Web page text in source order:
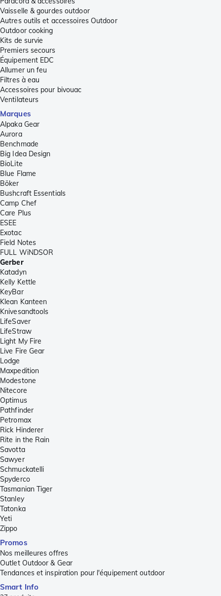
Vaisselle & gourdes outdoor
Autres outils et accessoires Outdoor
Outdoor cooking
Kits de survie
Premiers secours
Équipement EDC
Allumer un feu
Filtres à eau
Accessoires pour bivouac
Ventilateurs
Marques
Alpaka Gear
Aurora
Benchmade
Big Idea Design
BioLite
Blue Flame
Böker
Bushcraft Essentials
Camp Chef
Care Plus
ESEE
Exotac
Field Notes
FULL WiNDSOR
Gerber
Katadyn
Kelly Kettle
KeyBar
Klean Kanteen
Knivesandtools
LifeSaver
LifeStraw
Light My Fire
Live Fire Gear
Lodge
Maxpedition
Modestone
Nitecore
Optimus
Pathfinder
Petromax
Rick Hinderer
Rite in the Rain
Savotta
Sawyer
Schmuckatelli
Spyderco
Tasmanian Tiger
Stanley
Tatonka
Yeti
Zippo
Promos
Nos meilleures offres
Outlet Outdoor & Gear
Tendances et inspiration pour l'équipement outdoor
Smart Info